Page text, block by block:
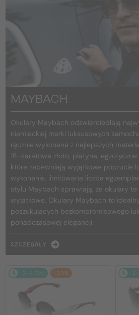
MAYBACH
Okulary Maybach odzwierciedlają
niemieckiej marki luksusowych
ręcznie wykonane z najlepszych
18-karatowe złoto, platyna,
które zapewniają wyjątkowe poczucie
wykonanie, limitowana liczba
stylu Maybach sprawiają, że okulary
wyjątkowe. Okulary Maybach to
poszukujących bezkompromisowego
ponadczasowej elegancji.
SZCZEGÓŁY
2-4 DNI -20% 2-